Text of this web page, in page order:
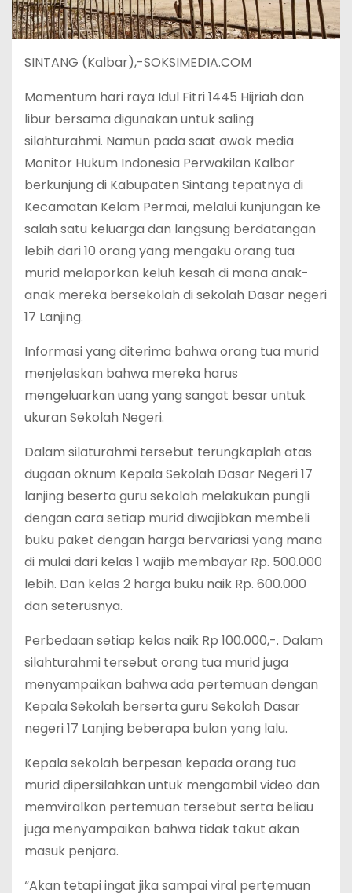
SINTANG (Kalbar),-SOKSIMEDIA.COM
Momentum hari raya Idul Fitri 1445 Hijriah dan
libur bersama digunakan untuk saling
silahturahmi. Namun pada saat awak media
Monitor Hukum Indonesia Perwakilan Kalbar
berkunjung di Kabupaten Sintang tepatnya di
Kecamatan Kelam Permai, melalui kunjungan ke
salah satu keluarga dan langsung berdatangan
lebih dari 10 orang yang mengaku orang tua
murid melaporkan keluh kesah di mana anak-
anak mereka bersekolah di sekolah Dasar negeri
17 Lanjing.
Informasi yang diterima bahwa orang tua murid
menjelaskan bahwa mereka harus
mengeluarkan uang yang sangat besar untuk
ukuran Sekolah Negeri.
Dalam silaturahmi tersebut terungkaplah atas
dugaan oknum Kepala Sekolah Dasar Negeri 17
lanjing beserta guru sekolah melakukan pungli
dengan cara setiap murid diwajibkan membeli
buku paket dengan harga bervariasi yang mana
di mulai dari kelas 1 wajib membayar Rp. 500.000
lebih. Dan kelas 2 harga buku naik Rp. 600.000
dan seterusnya.
Perbedaan setiap kelas naik Rp 100.000,-. Dalam
silahturahmi tersebut orang tua murid juga
menyampaikan bahwa ada pertemuan dengan
Kepala Sekolah berserta guru Sekolah Dasar
negeri 17 Lanjing beberapa bulan yang lalu.
Kepala sekolah berpesan kepada orang tua
murid dipersilahkan untuk mengambil video dan
memviralkan pertemuan tersebut serta beliau
juga menyampaikan bahwa tidak takut akan
masuk penjara.
“Akan tetapi ingat jika sampai viral pertemuan